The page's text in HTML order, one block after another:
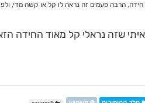
הרבה פעמים זה נראה לו קל או קשה מדי,
שזה נראלי קל מאוד החידה